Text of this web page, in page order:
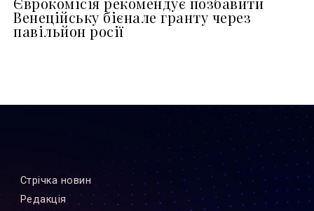
Венеційську бієнале гранту через
павільйон росії
Стрiчка новин
Редакцiя